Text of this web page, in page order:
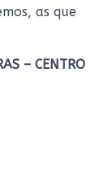
as que
– CENTRO